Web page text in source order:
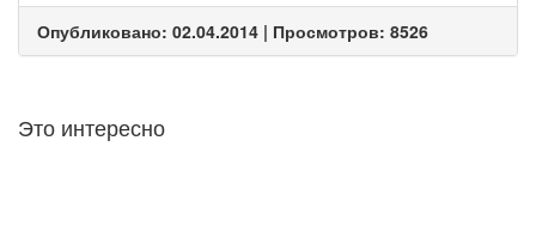
Опубликовано: 02.04.2014 | Просмотров: 8526
Это интересно